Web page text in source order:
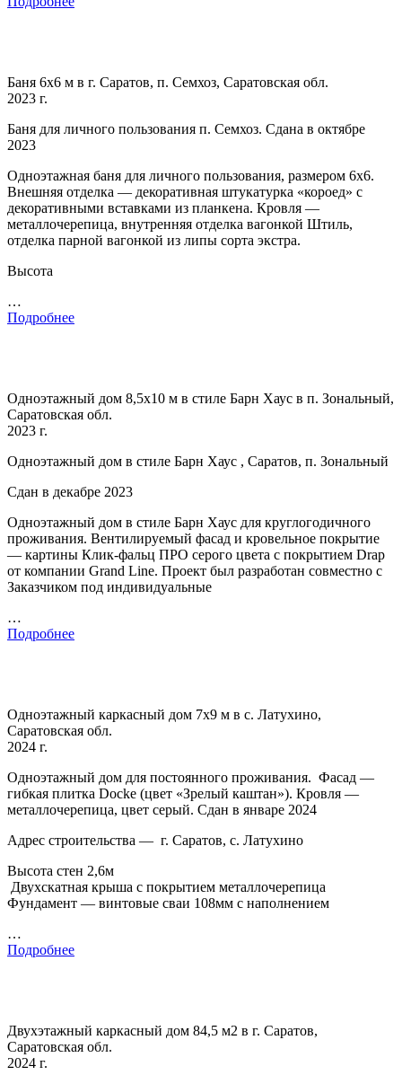
Баня 6х6 м в г. Саратов, п. Семхоз, Саратовская обл.
2023 г.
Баня для личного пользования п. Семхоз. Сдана в октябре
2023
Одноэтажная баня для личного пользования, размером 6х6.
Внешняя отделка — декоративная штукатурка «короед» с
декоративными вставками из планкена. Кровля —
металлочерепица, внутренняя отделка вагонкой Штиль,
отделка парной вагонкой из липы сорта экстра.
Высота
…
Подробнее
Одноэтажный дом 8,5х10 м в стиле Барн Хаус в п. Зональный,
Саратовская обл.
2023 г.
Одноэтажный дом в стиле Барн Хаус , Саратов, п. Зональный
Сдан в декабре 2023
Одноэтажный дом в стиле Барн Хаус для круглогодичного
проживания. Вентилируемый фасад и кровельное покрытие
— картины Клик-фальц ПРО серого цвета с покрытием Drap
от компании Grand Line. Проект был разработан совместно с
Заказчиком под индивидуальные
…
Подробнее
Одноэтажный каркасный дом 7х9 м в с. Латухино,
Саратовская обл.
2024 г.
Одноэтажный дом для постоянного проживания. Фасад —
гибкая плитка Docke (цвет «Зрелый каштан»). Кровля —
металлочерепица, цвет серый. Сдан в январе 2024
Адрес строительства — г. Саратов, с. Латухино
Высота стен 2,6м
Двухскатная крыша с покрытием металлочерепица
Фундамент — винтовые сваи 108мм с наполнением
…
Подробнее
Двухэтажный каркасный дом 84,5 м2 в г. Саратов,
Саратовская обл.
2024 г.